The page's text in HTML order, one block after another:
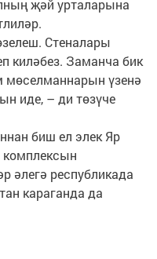
җәй урталарына
Стеналары
киләбез. Заманча бик
мөселманнарын үзенә
иде, – ди төзүче
биш ел элек Яр
әлегә республикада
караганда да